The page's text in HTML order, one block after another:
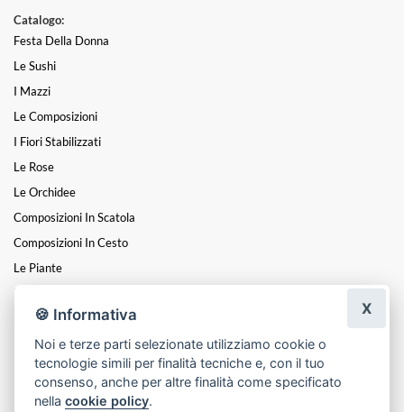
Catalogo:
Festa Della Donna
Le Sushi
I Mazzi
Le Composizioni
I Fiori Stabilizzati
Le Rose
Le Orchidee
Composizioni In Scatola
Composizioni In Cesto
Le Piante
Fiori A Steli
I Centrotavola
I Cuori
Funebre
🍪 Informativa
Noi e terze parti selezionate utilizziamo cookie o
tecnologie simili per finalità tecniche e, con il tuo
consenso, anche per altre finalità come specificato
nellacookie policy.
X